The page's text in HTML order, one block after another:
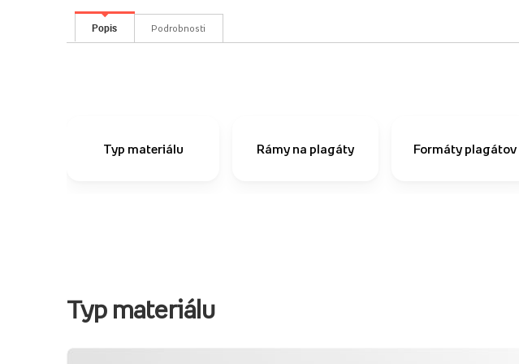
Popis Podrobnosti
Typ materiálu Rámy na plagáty Formáty plagátov
Typ materiálu